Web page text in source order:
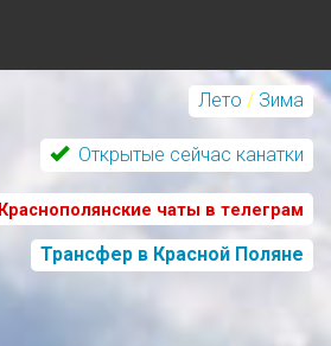
Лето / Зима
Открытые сейчас канатки
Краснополянские чаты в телеграм
Трансфер в Красной Поляне